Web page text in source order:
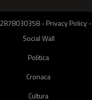
-Privacy Policy-
Social Wall
Politica
Cronaca
Cultura